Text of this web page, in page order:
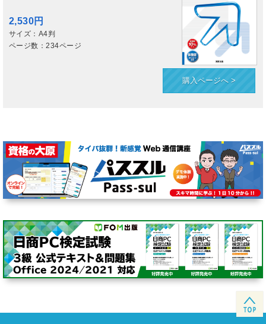
2,530円
サイズ：A4判
ページ数：234ページ
購入ページへ >